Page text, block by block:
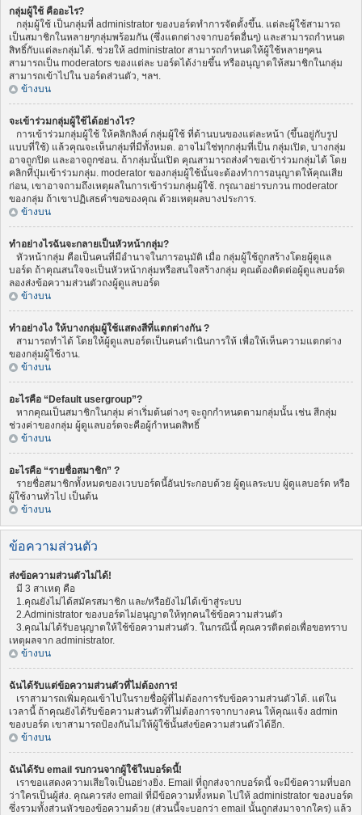
กลุ่มผู้ใช้ คืออะไร?
กลุ่มผู้ใช้ เป็นกลุ่มที่ administrator ของบอร์ดทำการจัดตั้งขึ้น. แต่ละผู้ใช้สามารถ
เป็นสมาชิกในหลายๆกลุ่มพร้อมกัน (ซึ่งแตกต่างจากบอร์ดอื่นๆ) และสามารถกำหนด
สิทธิ์กับแต่ละกลุ่มได้. ช่วยให้ administrator สามารถกำหนดให้ผู้ใช้หลายๆคน
สามารถเป็น moderators ของแต่ละ บอร์ดได้ง่ายขึ้น หรืออนุญาตให้สมาชิกในกลุ่ม
สามารถเข้าไปใน บอร์ดส่วนตัว, ฯลฯ.
ข้างบน
จะเข้าร่วมกลุ่มผู้ใช้ได้อย่างไร?
การเข้าร่วมกลุ่มผู้ใช้ ให้คลิกลิงค์ กลุ่มผู้ใช้ ที่ด้านบนของแต่ละหน้า (ขึ้นอยู่กับรูป
แบบที่ใช้) แล้วคุณจะเห็นกลุ่มที่มีทั้งหมด. อาจไม่ใช่ทุกกลุ่มที่เป็น กลุ่มเปิด, บางกลุ่ม
อาจถูกปิด และอาจถูกซ่อน. ถ้ากลุ่มนั้นเปิด คุณสามารถส่งคำขอเข้าร่วมกลุ่มได้ โดย
คลิกที่ปุ่มเข้าร่วมกลุ่ม. moderator ของกลุ่มผู้ใช้นั้นจะต้องทำการอนุญาตให้คุณเสีย
ก่อน, เขาอาจถามถึงเหตุผลในการเข้าร่วมกลุ่มผู้ใช้. กรุณาอย่ารบกวน moderator
ของกลุ่ม ถ้าเขาปฏิเสธคำขอของคุณ ด้วยเหตุผลบางประการ.
ข้างบน
ทำอย่างไรฉันจะกลายเป็นหัวหน้ากลุ่ม?
หัวหน้ากลุ่ม คือเป็นคนที่มีอำนาจในการอนุมัติ เมื่อ กลุ่มผู้ใช้ถูกสร้างโดยผู้ดูแล
บอร์ด ถ้าคุณสนใจจะเป็นหัวหน้ากลุ่มหรือสนใจสร้างกลุ่ม คุณต้องติดต่อผู้ดูแลบอร์ด
ลองส่งข้อความส่วนตัวถงผู้ดูแลบอร์ด
ข้างบน
ทำอย่างไง ให้บางกลุ่มผู้ใช้แสดงสีที่แตกต่างกัน ?
สามารถทำได้ โดยให้ผู้ดูแลบอร์ดเป็นคนดำเนินการให้ เพื่อให้เห็นความแตกต่าง
ของกลุ่มผู้ใช้งาน.
ข้างบน
อะไรคือ “Default usergroup”?
หากคุณเป็นสมาชิกในกลุ่ม ค่าเริ่มต้นต่างๆ จะถูกกำหนดตามกลุ่มนั้น เช่น สีกลุ่ม
ช่วงค่าของกลุ่ม ผู้ดูแลบอร์ดจะคือผู้กำหนดสิทธิ์
ข้างบน
อะไรคือ “รายชื่อสมาชิก” ?
รายชื่อสมาชิกทั้งหมดของเวบบอร์ดนี้อันประกอบด้วย ผู้ดูแลระบบ ผู้ดูแลบอร์ด หรือ
ผู้ใช้งานทั่วไป เป็นต้น
ข้างบน
ข้อความส่วนตัว
ส่งข้อความส่วนตัวไม่ได้!
มี 3 สาเหตุ คือ
1.คุณยังไม่ได้สมัครสมาชิก และ/หรือยังไม่ได้เข้าสู่ระบบ
2.Administrator ของบอร์ดไม่อนุญาตให้ทุกคนใช้ข้อความส่วนตัว
3.คุณไม่ได้รับอนุญาตให้ใช้ข้อความส่วนตัว. ในกรณีนี้ คุณควรติดต่อเพื่อขอทราบ
เหตุผลจาก administrator.
ข้างบน
ฉันได้รับแต่ข้อความส่วนตัวที่ไม่ต้องการ!
เราสามารถเพิ่มคุณเข้าไปในรายชื่อผู้ที่ไม่ต้องการรับข้อความส่วนตัวได้. แต่ใน
เวลานี้ ถ้าคุณยังได้รับข้อความส่วนตัวที่ไม่ต้องการจากบางคน ให้คุณแจ้ง admin
ของบอร์ด เขาสามารถป้องกันไม่ให้ผู้ใช้นั้นส่งข้อความส่วนตัวได้อีก.
ข้างบน
ฉันได้รับ email รบกวนจากผู้ใช้ในบอร์ดนี้!
เราขอแสดงความเสียใจเป็นอย่างยิ่ง. Email ที่ถูกส่งจากบอร์ดนี้ จะมีข้อความที่บอก
ว่าใครเป็นผู้ส่ง. คุณควรส่ง email ที่มีข้อความทั้งหมด ไปให้ administrator ของบอร์ด
ซึ่งรวมทั้งส่วนหัวของข้อความด้วย (ส่วนนี้จะบอกว่า email นั้นถูกส่งมาจากใคร) แล้ว